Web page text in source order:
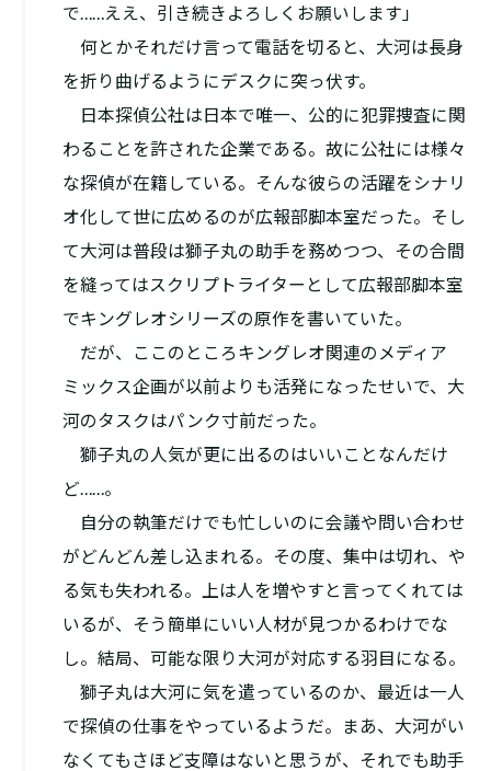
で……ええ、引き続きよろしくお願いします」
何とかそれだけ言って電話を切ると、大河は長身
を折り曲げるようにデスクに突っ伏す。
日本探偵公社は日本で唯一、公的に犯罪捜査に関
わることを許された企業である。故に公社には様々
な探偵が在籍している。そんな彼らの活躍をシナリ
オ化して世に広めるのが広報部脚本室だった。そし
て大河は普段は獅子丸の助手を務めつつ、その合間
を縫ってはスクリプトライターとして広報部脚本室
でキングレオシリーズの原作を書いていた。
だが、ここのところキングレオ関連のメディア
ミックス企画が以前よりも活発になったせいで、大
河のタスクはパンク寸前だった。
獅子丸の人気が更に出るのはいいことなんだけ
ど……。
自分の執筆だけでも忙しいのに会議や問い合わせ
がどんどん差し込まれる。その度、集中は切れ、や
る気も失われる。上は人を増やすと言ってくれては
いるが、そう簡単にいい人材が見つかるわけでな
し。結局、可能な限り大河が対応する羽目になる。
獅子丸は大河に気を遣っているのか、最近は一人
で探偵の仕事をやっているようだ。まあ、大河がい
なくてもさほど支障はないと思うが、それでも助手